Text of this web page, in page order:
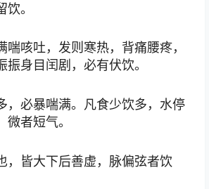
。
喘咳吐，发则寒热，背痛腰疼，
振身目闰剧，必有伏饮。
，必暴喘满。凡食少饮多，水停
者短气。
，皆大下后善虚，脉偏弦者饮